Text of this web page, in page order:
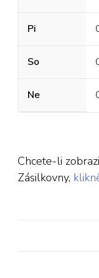
Pi
So
Ne
Chcete-li
Zásilkovny,